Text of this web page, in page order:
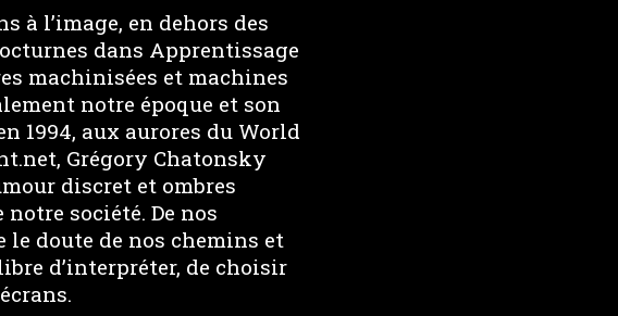
à l’image, en dehors des
dans Apprentissage
machinisées et machines
notre époque et son
1994, aux aurores du World
Grégory Chatonsky
discret et ombres
société. De nos
le doute de nos chemins et
d’interpréter, de choisir